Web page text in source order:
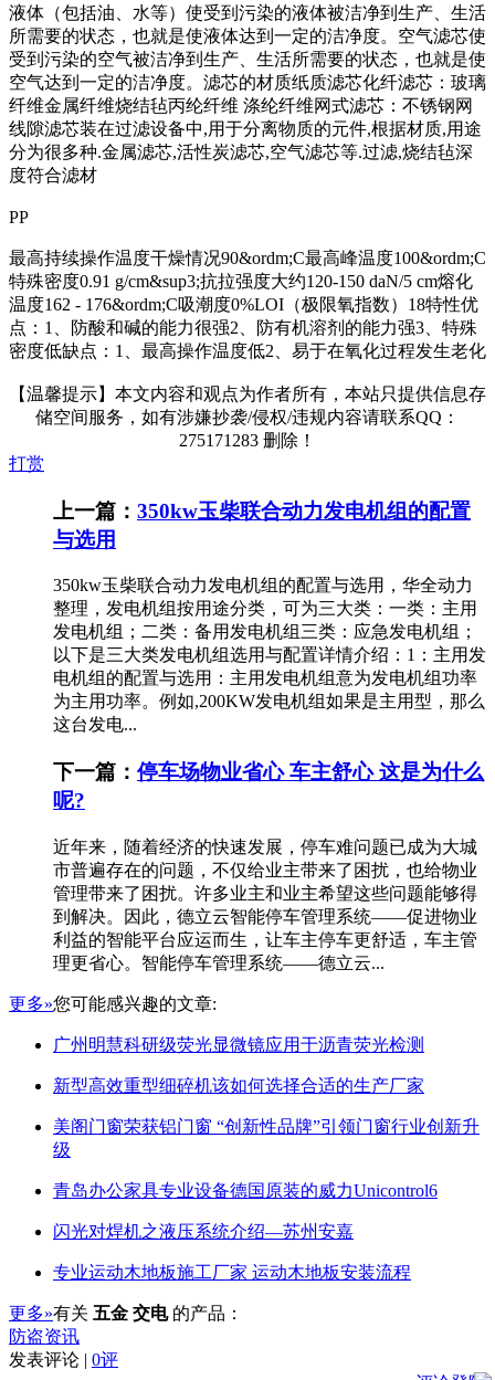
液体（包括油、水等）使受到污染的液体被洁净到生产、生活
所需要的状态，也就是使液体达到一定的洁净度。空气滤芯使
受到污染的空气被洁净到生产、生活所需要的状态，也就是使
空气达到一定的洁净度。滤芯的材质纸质滤芯化纤滤芯：玻璃
纤维金属纤维烧结毡丙纶纤维 涤纶纤维网式滤芯：不锈钢网
线隙滤芯装在过滤设备中,用于分离物质的元件,根据材质,用途
分为很多种.金属滤芯,活性炭滤芯,空气滤芯等.过滤,烧结毡深
度符合滤材
PP
最高持续操作温度干燥情况90&ordm;C最高峰温度100&ordm;C
特殊密度0.91 g/cm&sup3;抗拉强度大约120-150 daN/5 cm熔化
温度162 - 176&ordm;C吸潮度0%LOI（极限氧指数）18特性优
点：1、防酸和碱的能力很强2、防有机溶剂的能力强3、特殊
密度低缺点：1、最高操作温度低2、易于在氧化过程发生老化
【温馨提示】本文内容和观点为作者所有，本站只提供信息存
储空间服务，如有涉嫌抄袭/侵权/违规内容请联系QQ：
275171283 删除！
打赏
上一篇： 350kw玉柴联合动力发电机组的配置
与选用
350kw玉柴联合动力发电机组的配置与选用，华全动力
整理，发电机组按用途分类，可为三大类：一类：主用
发电机组；二类：备用发电机组三类：应急发电机组；
以下是三大类发电机组选用与配置详情介绍：1：主用发
电机组的配置与选用：主用发电机组意为发电机组功率
为主用功率。例如,200KW发电机组如果是主用型，那么
这台发电...
下一篇： 停车场物业省心 车主舒心 这是为什么
呢?
近年来，随着经济的快速发展，停车难问题已成为大城
市普遍存在的问题，不仅给业主带来了困扰，也给物业
管理带来了困扰。许多业主和业主希望这些问题能够得
到解决。因此，德立云智能停车管理系统——促进物业
利益的智能平台应运而生，让车主停车更舒适，车主管
理更省心。智能停车管理系统——德立云...
更多»您可能感兴趣的文章:
广州明慧科研级荧光显微镜应用于沥青荧光检测
新型高效重型细碎机该如何选择合适的生产厂家
美阁门窗荣获铝门窗 “创新性品牌”引领门窗行业创新升
级
青岛办公家具专业设备德国原装的威力Unicontrol6
闪光对焊机之液压系统介绍—苏州安嘉
专业运动木地板施工厂家 运动木地板安装流程
更多»有关 五金 交电 的产品：
防盗资讯
发表评论 | 0评